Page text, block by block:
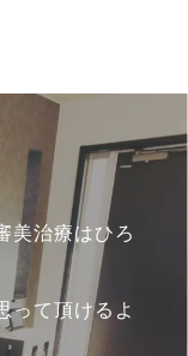
美治療はひろ
って頂けるよ